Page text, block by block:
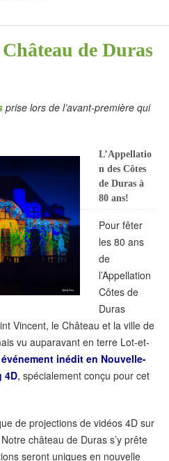
de Duras
prise lors de l’avant-première qui
L’Appellatio
n des Côtes
de Duras à
80 ans!
Pour fêter
les 80 ans
de
l’Appellation
Côtes de
Duras
Vincent, le Château et la ville de
vu auparavant en terre Lot-et-
événement inédit en Nouvelle-
4D, spécialement conçu pour cet
de projections de vidéos 4D sur
château de Duras s’y prête
seront uniques en nouvelle